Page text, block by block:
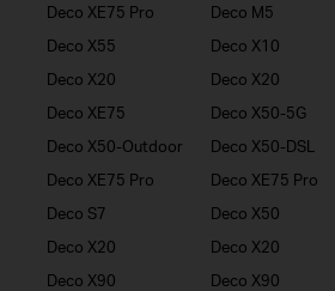
Deco XE75 Pro Deco M5
Deco X55 Deco X10
Deco X20 Deco X20
Deco XE75 Deco X50-5G
Deco X50-Outdoor Deco X50-DSL
Deco XE75 Pro Deco XE75 Pro
Deco S7 Deco X50
Deco X20 Deco X20
Deco X90 Deco X90